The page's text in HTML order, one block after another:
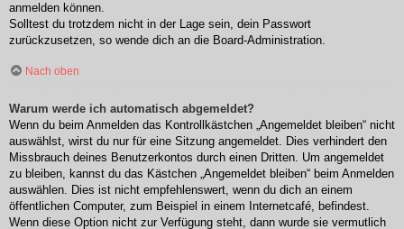
anmelden können.
Solltest du trotzdem nicht in der Lage sein, dein Passwort
zurückzusetzen, so wende dich an die Board-Administration.
Nach oben
Warum werde ich automatisch abgemeldet?
Wenn du beim Anmelden das Kontrollkästchen „Angemeldet bleiben“ nicht
auswählst, wirst du nur für eine Sitzung angemeldet. Dies verhindert den
Missbrauch deines Benutzerkontos durch einen Dritten. Um angemeldet
zu bleiben, kannst du das Kästchen „Angemeldet bleiben“ beim Anmelden
auswählen. Dies ist nicht empfehlenswert, wenn du dich an einem
öffentlichen Computer, zum Beispiel in einem Internetcafé, befindest.
Wenn diese Option nicht zur Verfügung steht, dann wurde sie vermutlich